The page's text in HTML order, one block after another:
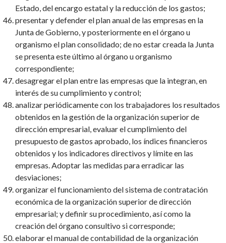
Estado, del encargo estatal y la reducción de los gastos;
presentar y defender el plan anual de las empresas en la
Junta de Gobierno, y posteriormente en el órgano u
organismo el plan consolidado; de no estar creada la Junta
se presenta este último al órgano u organismo
correspondiente;
desagregar el plan entre las empresas que la integran, en
interés de su cumplimiento y control;
analizar periódicamente con los trabajadores los resultados
obtenidos en la gestión de la organización superior de
dirección empresarial, evaluar el cumplimiento del
presupuesto de gastos aprobado, los índices financieros
obtenidos y los indicadores directivos y límite en las
empresas. Adoptar las medidas para erradicar las
desviaciones;
organizar el funcionamiento del sistema de contratación
económica de la organización superior de dirección
empresarial; y definir su procedimiento, así como la
creación del órgano consultivo si corresponde;
elaborar el manual de contabilidad de la organización